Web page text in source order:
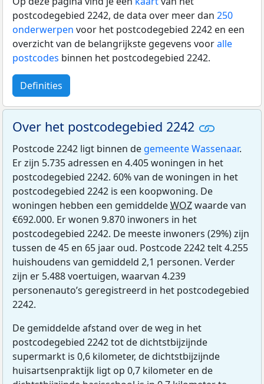
postcodegebied 2242, de data over meer dan 250
onderwerpen voor het postcodegebied 2242 en een
overzicht van de belangrijkste gegevens vooralle
postcodes binnen het postcodegebied 2242.
Definities
Over het postcodegebied 2242
Postcode 2242 ligt binnen de gemeente Wassenaar.
Er zijn 5.735 adressen en 4.405 woningen in het
postcodegebied 2242. 60% van de woningen in het
postcodegebied 2242 is een koopwoning. De
woningen hebben een gemiddeldeWOZwaarde van
€692.000. Er wonen 9.870 inwoners in het
postcodegebied 2242. De meeste inwoners (29%) zijn
tussen de 45 en 65 jaar oud. Postcode 2242 telt 4.255
huishoudens van gemiddeld 2,1 personen. Verder
zijn er 5.488 voertuigen, waarvan 4.239
personenauto’s geregistreerd in het postcodegebied
2242.
De gemiddelde afstand over de weg in het
postcodegebied 2242 tot de dichtstbijzijnde
supermarkt is 0,6 kilometer, de dichtstbijzijnde
huisartsenpraktijk ligt op 0,7 kilometer en de